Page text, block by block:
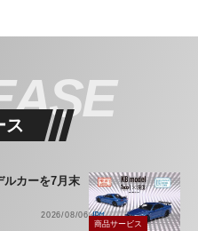
ス
ルカーを7月末
2026/08/06
商品サービス